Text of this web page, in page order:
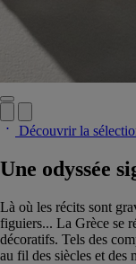
Découvrir la
Une odyssée
Là où les récits sont
figuiers... La Grèce se
décoratifs. Tels des
au fil des siècles et des